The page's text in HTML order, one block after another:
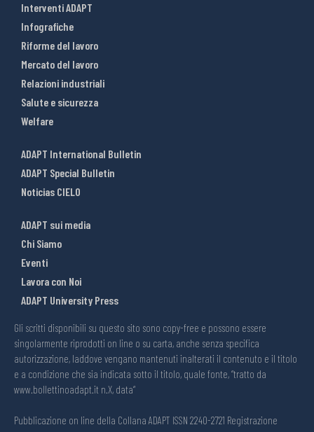
Interventi ADAPT
Infografiche
Riforme del lavoro
Mercato del lavoro
Relazioni industriali
Salute e sicurezza
Welfare
ADAPT International Bulletin
ADAPT Special Bulletin
Noticias CIELO
ADAPT sui media
Chi Siamo
Eventi
Lavora con Noi
ADAPT University Press
Gli scritti disponibili su questo sito sono copy-free e possono essere
singolarmente riprodotti on line o su carta, anche senza specifica
autorizzazione, laddove vengano mantenuti inalterati il contenuto e il titolo
e a condizione che sia indicata sotto il titolo, quale fonte, “tratto da
www.bollettinoadapt.it n.X, data“
Pubblicazione on line della Collana ADAPT ISSN 2240-2721 Registrazione